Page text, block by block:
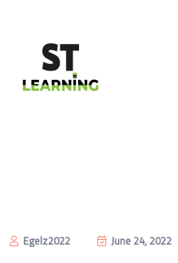
Egelz2022 June 24, 2022